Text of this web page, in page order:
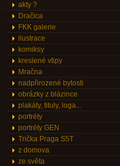
akty ?
Dračica
FKK galerie
ilustrace
komiksy
kreslené vtipy
Mračna
nadpřirozené bytosti
obrázky z blázince
plakáty, tituly, loga...
portréty
portréty GEN
Trička Praga S5T
z domova
ze světa